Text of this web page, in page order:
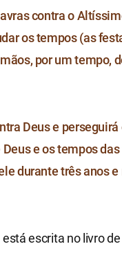
contra o
os tempos (as
por um tempo,
Deus e
e os tempos
durante três anos e
escrita no livro